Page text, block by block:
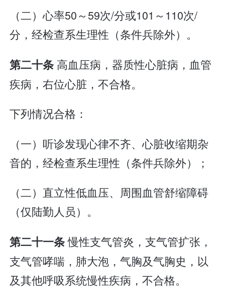
（二）心率50～59次/分或101～110次/
分，经检查系生理性（条件兵除外）。
第二十条 高血压病，器质性心脏病，血管
疾病，右位心脏，不合格。
下列情况合格：
（一）听诊发现心律不齐、心脏收缩期杂
音的，经检查系生理性（条件兵除外）；
（二）直立性低血压、周围血管舒缩障碍
（仅陆勤人员）。
第二十一条慢性支气管炎，支气管扩张，
支气管哮喘，肺大泡，气胸及气胸史，以
及其他呼吸系统慢性疾病，不合格。